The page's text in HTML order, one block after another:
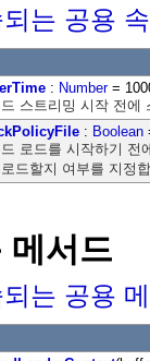
는 공용
: Number=
스트리밍 시작 전에
: Boolean
로드를 시작하기 전
드할지 여부를 지정
메서드
는 공용